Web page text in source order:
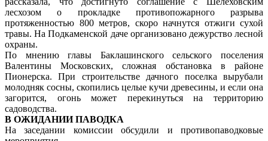
лесхозом о прокладке противопожарного разрыва
протяженностью 800 метров, скоро начнутся отжиги сухой
травы. На Подкаменской даче организовано дежурство лесной
охраны.
По мнению главы Баклашинского сельского поселения
Валентины Московских, сложная обстановка в районе
Пионерска. При строительстве дачного поселка вырубали
молодняк сосны, скопились целые кучи древесины, и если она
загорится, огонь может перекинуться на территорию
садоводства.
В ОЖИДАНИИ ПАВОДКА
На заседании комиссии обсудили и противопаводковые